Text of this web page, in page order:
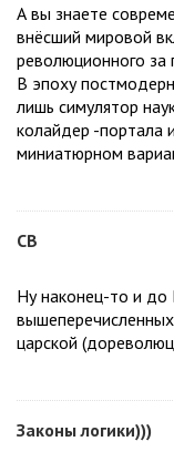
А вы знаете
внёсший мировой
революционного за
В эпоху
лишь симулятор
колайдер -портала
миниатюрном
СВ
Ну наконец-то и
царской
Законы логики)))